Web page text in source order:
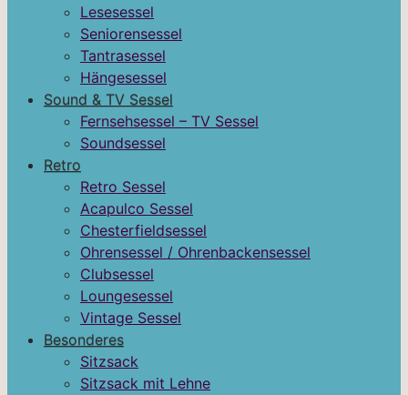
Lesesessel
Seniorensessel
Tantrasessel
Hängesessel
Sound & TV Sessel
Fernsehsessel – TV Sessel
Soundsessel
Retro
Retro Sessel
Acapulco Sessel
Chesterfieldsessel
Ohrensessel / Ohrenbackensessel
Clubsessel
Loungesessel
Vintage Sessel
Besonderes
Sitzsack
Sitzsack mit Lehne